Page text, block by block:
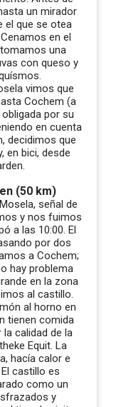
un mirador
el que se otea
en el
una
con queso y
vimos que
Cochem (a
por su
en cuenta
decidimos que
en bici, desde
(50 km)
señal de
y nos fuimos
a las 10:00. El
por dos
a Cochem;
hay problema
en la zona
al castillo.
al horno en
tienen comida
calidad de la
Equit. La
hacía calor e
castillo es
como un
y